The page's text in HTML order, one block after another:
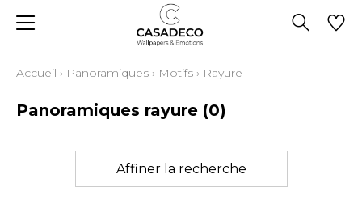
Accueil › Panoramiques › Motifs › Rayure
Panoramiques rayure (0)
Affiner la recherche